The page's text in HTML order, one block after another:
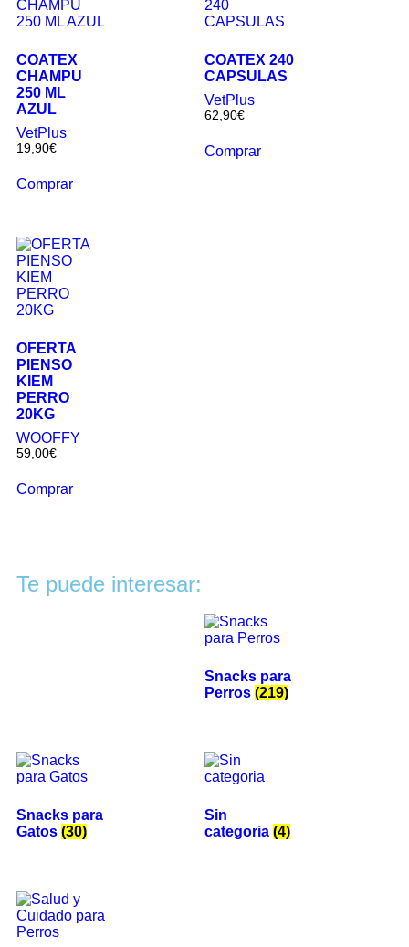
COATEX
CHAMPU
250 ML
AZUL
VetPlus
19,90€
Comprar
COATEX 240
CAPSULAS
VetPlus
62,90€
Comprar
OFERTA
PIENSO
KIEM
PERRO
20KG
WOOFFY
59,00€
Comprar
Te puede interesar:
Snacks para
Perros (219)
Snacks para
Gatos (30)
Sin
categoria (4)